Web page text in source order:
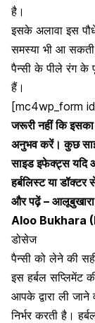
है।
इसके अलावा इस
समस्या भी आ
पैन्सी के पीले रंग
हैं।
[mc4wp_form
जरूरी नहीं कि
अनुभव करें। कुछ
साइड इफेक्ट्स यदि
हर्बलिस्ट या डॉक्टर
और पढ़ें –
Aloo Bukhara
डोसेज
पैन्सी को लेने की
इस हर्बल सप्लिमेंट
आपके द्वारा ली
निर्भर करती है।